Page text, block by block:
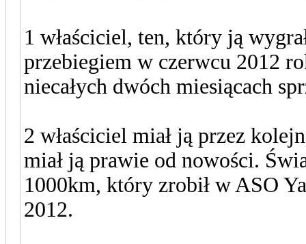
1 właściciel, ten, który ją
przebiegiem w czerwcu 2012
niecałych dwóch miesiącach
2 właściciel miał ją przez
miał ją prawie od nowości.
1000km, który zrobił w ASO
2012.